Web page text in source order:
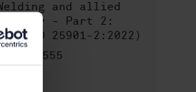
and allied
- Part 2:
(ISO 25901-2:2022)
80040555